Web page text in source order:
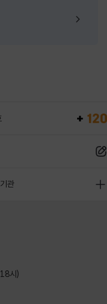
관
시)